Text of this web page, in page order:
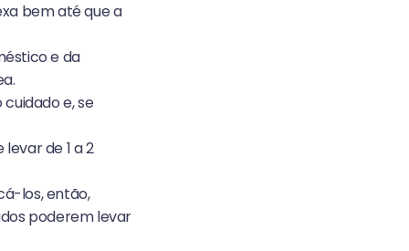
bem até que a
e da
e, se
de 1 a 2
los, então,
poderem levar